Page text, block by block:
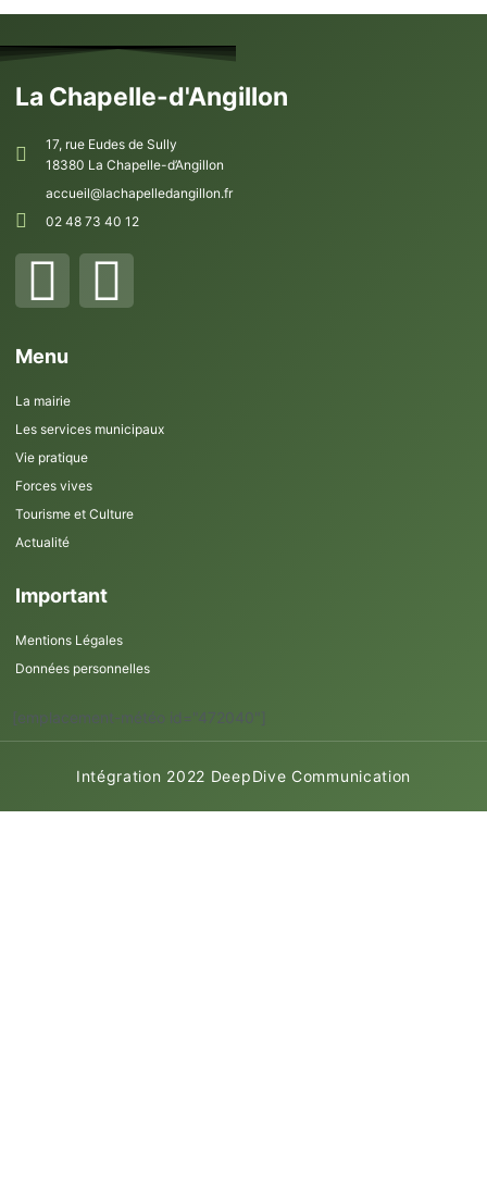
La Chapelle-d'Angillon
17, rue Eudes de Sully
18380 La Chapelle-d’Angillon
accueil@lachapelledangillon.fr
02 48 73 40 12
Menu
La mairie
Les services municipaux
Vie pratique
Forces vives
Tourisme et Culture
Actualité
Important
Mentions Légales
Données personnelles
[emplacement-météo id="472040"]
Intégration 2022 DeepDive Communication